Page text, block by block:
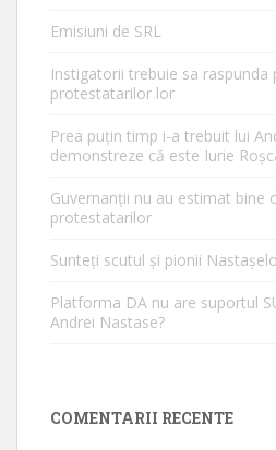
Emisiuni de SRL
Instigatorii trebuie sa raspunda
protestatarilor lor
Prea puțin timp i-a trebuit lui
demonstreze că este Iurie
Guvernanții nu au estimat bine
protestatarilor
Sunteți scutul și pionii
Platforma DA nu are suportul
Andrei Nastase?
COMENTARII RECENTE